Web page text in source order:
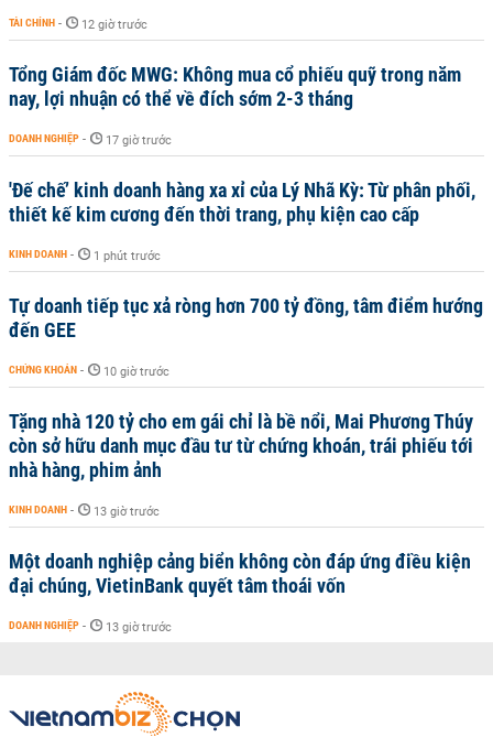
TÀI CHÍNH - 12 giờ trước
Tổng Giám đốc MWG: Không mua cổ phiếu quỹ trong năm
nay, lợi nhuận có thể về đích sớm 2-3 tháng
DOANH NGHIỆP - 17 giờ trước
'Đế chế’ kinh doanh hàng xa xỉ của Lý Nhã Kỳ: Từ phân phối,
thiết kế kim cương đến thời trang, phụ kiện cao cấp
KINH DOANH - 1 phút trước
Tự doanh tiếp tục xả ròng hơn 700 tỷ đồng, tâm điểm hướng
đến GEE
CHỨNG KHOÁN - 10 giờ trước
Tặng nhà 120 tỷ cho em gái chỉ là bề nổi, Mai Phương Thúy
còn sở hữu danh mục đầu tư từ chứng khoán, trái phiếu tới
nhà hàng, phim ảnh
KINH DOANH - 13 giờ trước
Một doanh nghiệp cảng biển không còn đáp ứng điều kiện
đại chúng, VietinBank quyết tâm thoái vốn
DOANH NGHIỆP - 13 giờ trước